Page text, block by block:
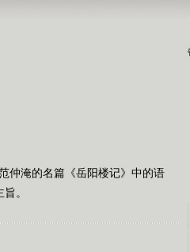
仲淹的名篇《岳阳楼记》中的语
。